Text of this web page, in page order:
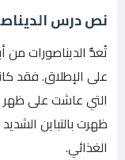
نص درس
تُعدُّ الديناصورات من
على الإطلاق. فقد
التي عاشت على ظهر
ظهرت بالتباين
الغذائي.